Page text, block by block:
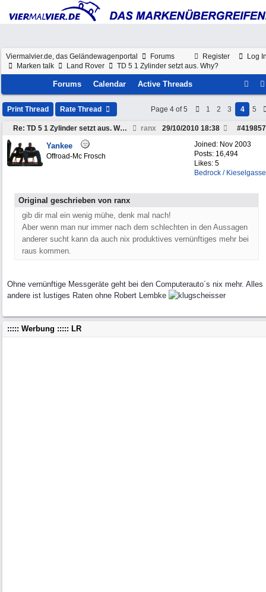
Register Log
Viermalvier.de, das Geländewagenportal
Forums
Marken talk
Land Rover TD 5 1 Zylinder setzt aus. Why?
Forums Calendar Active Threads
Print Thread Rate Thread Page 4 of 5 1 2 3 4 5
Re: TD 5 1 Zylinder setzt aus. Why? ranx #419857
29/10/2010 18:38
Joined: Nov 2003
Posts: 16,494
Likes: 5
Bedrock / Kieselgasse
Yankee
Offroad-Mc Frosch
Original geschrieben von ranx
gib dir mal ein wenig mühe, denk mal nach!
Aber wenn man nur immer nach dem schlechten in den Aussagen
anderer sucht kann da auch nix produktives vernünftiges mehr bei
raus kommen.
Ohne vernünftige Messgeräte geht bei den Computerauto´s nix mehr. Alles
andere ist lustiges Raten ohne Robert Lembke
::::: Werbung ::::: LR